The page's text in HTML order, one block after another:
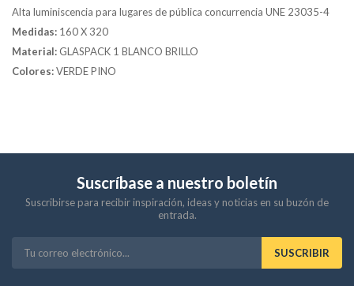
Alta luminiscencia para lugares de pública concurrencia UNE 23035-4
Medidas: 160 X 320
Material: GLASPACK 1 BLANCO BRILLO
Colores:VERDE PINO
Suscríbase a nuestro boletín
Suscribirse para recibir inspiración, ideas y noticias en su buzón de
entrada.
SUSCRIBIR